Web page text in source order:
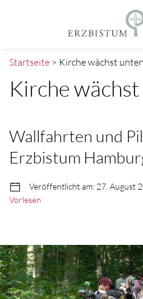
Startseite > Kirche wächst
Kirche
Wallfahrten und
Erzbistum
Veröffentlicht am: 27. August
Vorlesen